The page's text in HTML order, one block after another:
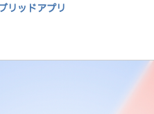
リッドアプリ